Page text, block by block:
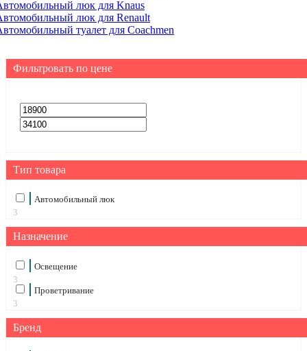
люк для Knaus
люк для Renault
туалет для Coachmen
Фильтровать по цене
Тип товара
Автомобильный люк
3
Назначение
Освещение
3
Проветривание
3
Бренд